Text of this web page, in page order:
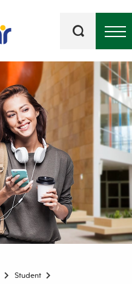
kluczowe
Student